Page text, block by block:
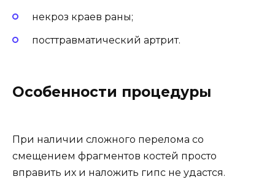
некроз краев раны;
посттравматический артрит.
Особенности процедуры
При наличии сложного перелома со
смещением фрагментов костей просто
вправить их и наложить гипс не удастся.